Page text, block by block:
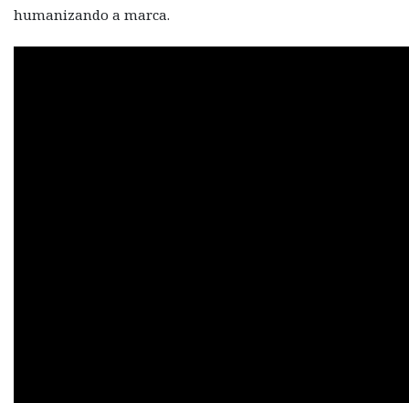
humanizando a marca.